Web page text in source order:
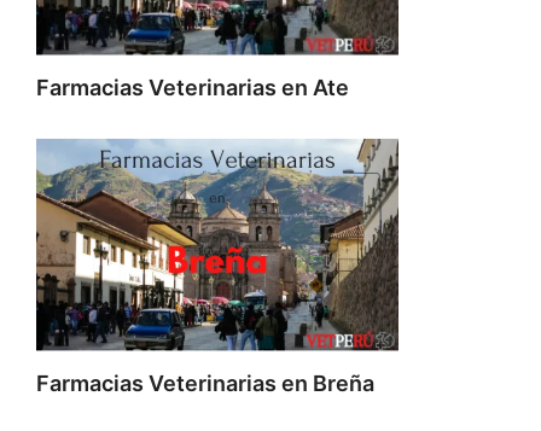
Farmacias Veterinarias en Ate
Farmacias Veterinarias en Breña